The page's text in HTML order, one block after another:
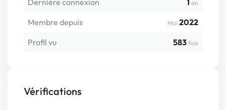
Dernière connexion 1 an
Membre depuis Mai 2022
Profil vu
583 fois
Vérifications